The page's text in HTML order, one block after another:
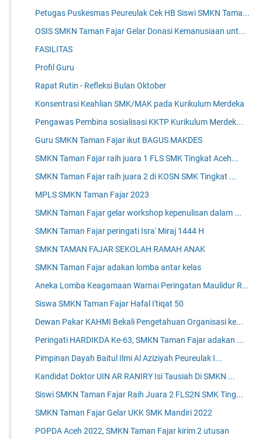
Petugas Puskesmas Peureulak Cek HB Siswi SMKN Tama...
OSIS SMKN Taman Fajar Gelar Donasi Kemanusiaan unt...
FASILITAS
Profil Guru
Rapat Rutin - Refleksi Bulan Oktober
Konsentrasi Keahlian SMK/MAK pada Kurikulum Merdeka
Pengawas Pembina sosialisasi KKTP Kurikulum Merdek...
Guru SMKN Taman Fajar ikut BAGUS MAKDES
SMKN Taman Fajar raih juara 1 FLS SMK Tingkat Aceh...
SMKN Taman Fajar raih juara 2 di KOSN SMK Tingkat ...
MPLS SMKN Taman Fajar 2023
SMKN Taman Fajar gelar workshop kepenulisan dalam ...
SMKN Taman Fajar peringati Isra' Miraj 1444 H
SMKN TAMAN FAJAR SEKOLAH RAMAH ANAK
SMKN Taman Fajar adakan lomba antar kelas
Aneka Lomba Keagamaan Warnai Peringatan Maulidur R...
Siswa SMKN Taman Fajar Hafal I'tiqat 50
Dewan Pakar KAHMI Bekali Pengetahuan Organisasi ke...
Peringati HARDIKDA Ke-63, SMKN Taman Fajar adakan ...
Pimpinan Dayah Baitul Ilmi Al Aziziyah Peureulak I...
Kandidat Doktor UIN AR RANIRY Isi Tausiah Di SMKN ...
Siswi SMKN Taman Fajar Raih Juara 2 FLS2N SMK Ting...
SMKN Taman Fajar Gelar UKK SMK Mandiri 2022
POPDA Aceh 2022, SMKN Taman Fajar kirim 2 utusan